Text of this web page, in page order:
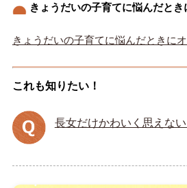
きょうだいの子育てに悩んだとき
きょうだいの子育てに悩んだときに
これも知りたい！
長女だけかわいく思えな